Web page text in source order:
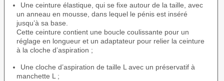
Une ceinture élastique, qui se fixe autour de la taille, avec
un anneau en mousse, dans lequel le pénis est inséré
jusqu’à sa base.
Cette ceinture contient une boucle coulissante pour un
réglage en longueur et un adaptateur pour relier la ceinture
à la cloche d’aspiration ;
Une cloche d’aspiration de taille L avec un préservatif à
manchette L ;